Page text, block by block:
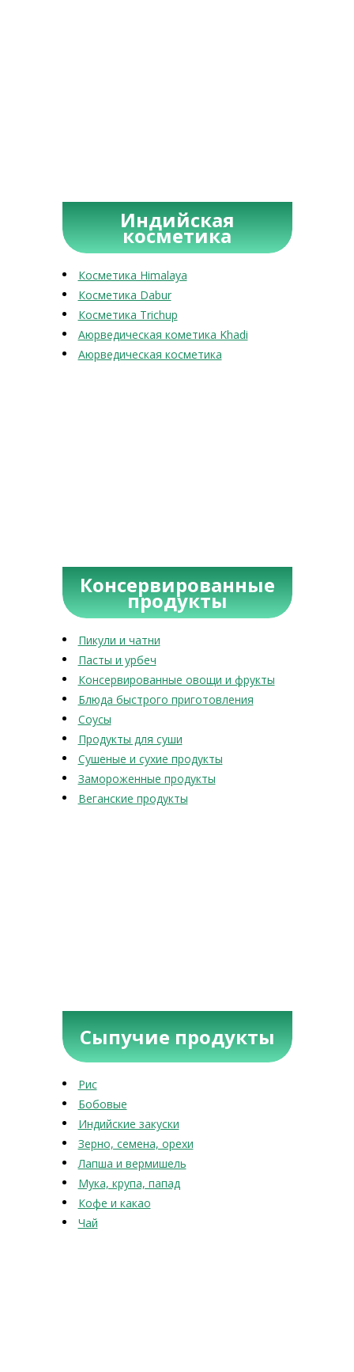
Индийская
косметика
Косметика Himalaya
Косметика Dabur
Косметика Trichup
Аюрведическая кометика Khadi
Аюрведическая косметика
Консервированные
продукты
Пикули и чатни
Пасты и урбеч
Консервированные овощи и фрукты
Блюда быстрого приготовления
Соусы
Продукты для суши
Сушеные и сухие продукты
Замороженные продукты
Веганские продукты
Сыпучие продукты
Рис
Бобовые
Индийские закуски
Зерно, семена, орехи
Лапша и вермишель
Мука, крупа, папад
Кофе и какао
Чай